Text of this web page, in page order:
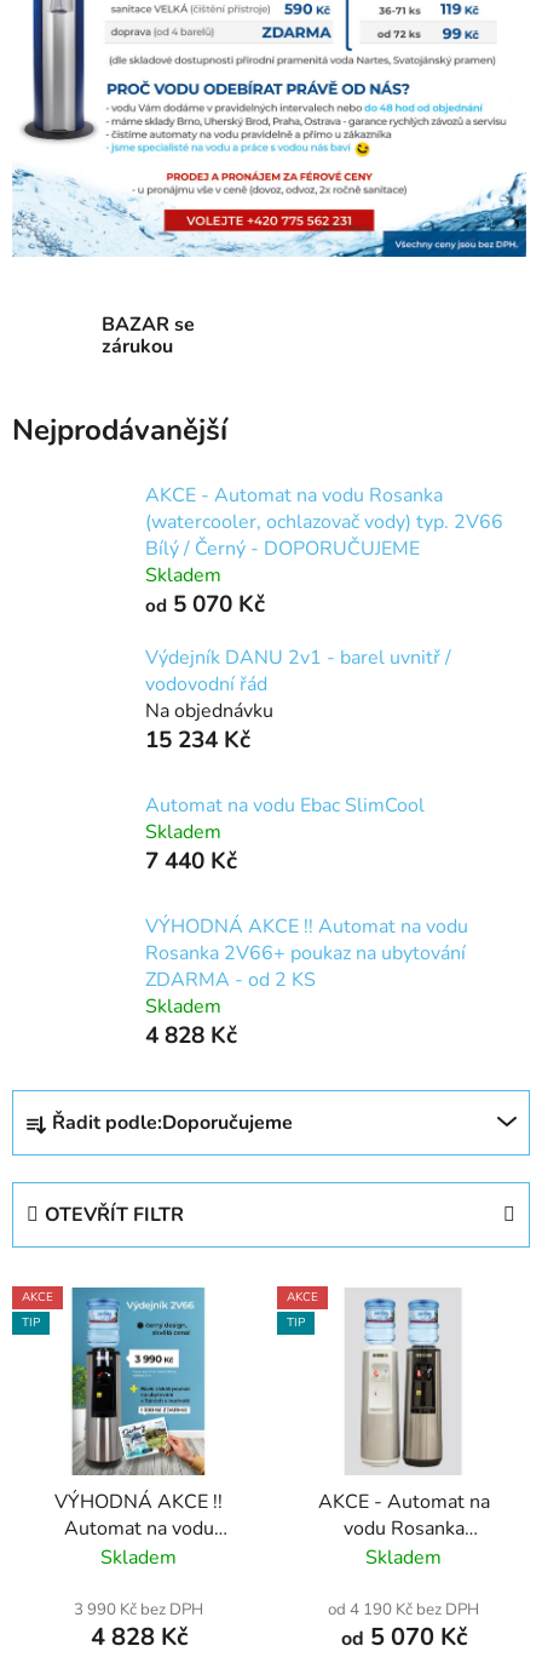
BAZAR se
zárukou
Nejprodávanější
AKCE - Automat na vodu Rosanka
(watercooler, ochlazovač vody) typ. 2V66
Bílý / Černý - DOPORUČUJEME
Skladem
od 5 070 Kč
Výdejník DANU 2v1 - barel uvnitř /
vodovodní řád
Na objednávku
15 234 Kč
Automat na vodu Ebac SlimCool
Skladem
7 440 Kč
VÝHODNÁ AKCE !! Automat na vodu
Rosanka 2V66+ poukaz na ubytování
ZDARMA - od 2 KS
Skladem
4 828 Kč
Ř
z
p
r
Řadit podle:Doporučujeme
OTEVŘÍT FILTR
V
ý
AKCE
TIP
VÝHODNÁ AKCE !!
Automat na vodu
Rosanka 2V66+ poukaz
- od 2 KS
Skladem
3 990 Kč bez DPH
4 828 Kč
AKCE
TIP
AKCE - Automat na
vodu Rosanka
(watercooler,
2V66 Bílý / Černý -
DOPORUČUJEME
Skladem
od 4 190 Kč bez DPH
od 5 070 Kč